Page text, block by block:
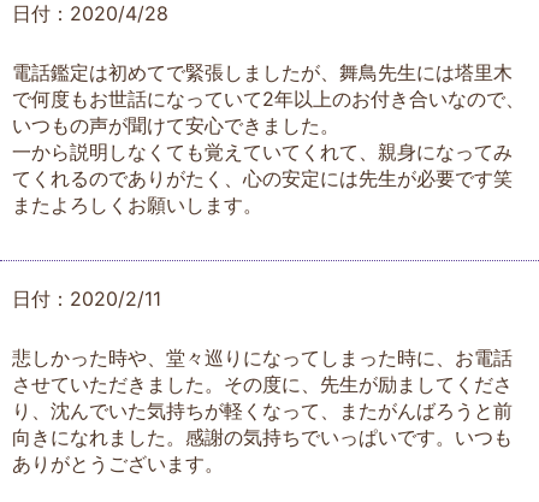
日付：2020/4/28
電話鑑定は初めてで緊張しましたが、舞鳥先生には塔里木
で何度もお世話になっていて2年以上のお付き合いなので、
いつもの声が聞けて安心できました。
一から説明しなくても覚えていてくれて、親身になってみ
てくれるのでありがたく、心の安定には先生が必要です笑
またよろしくお願いします。
日付：2020/2/11
悲しかった時や、堂々巡りになってしまった時に、お電話
させていただきました。その度に、先生が励ましてくださ
り、沈んでいた気持ちが軽くなって、またがんばろうと前
向きになれました。感謝の気持ちでいっぱいです。いつも
ありがとうございます。